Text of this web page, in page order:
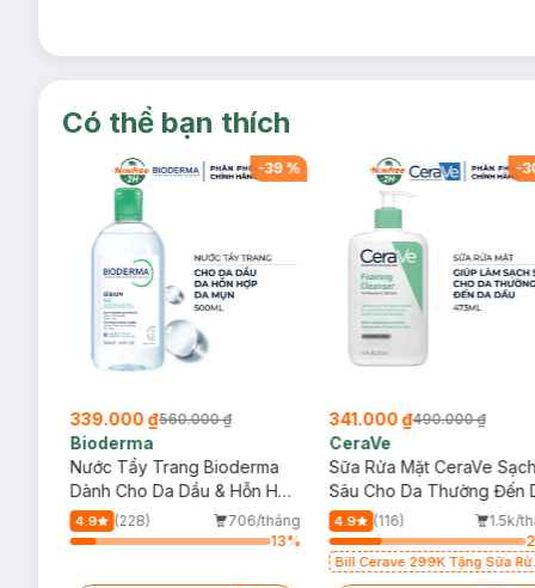
Có thể bạn thích
-39%
339.000 ₫560.000 ₫
Bioderma
Nước Tẩy Trang Bioderma
Dành Cho Da Dầu & Hỗn Hợp
500ml
4.9 (228)
706/tháng
13%
-
341.000 ₫490.000 ₫
CeraVe
Sữa Rửa Mặt CeraVe
Sâu Cho Da Thường Đến
Dầu 473ml
4.9 (116)
1.5k/
Bill Cerave 299K Tặng Sữa